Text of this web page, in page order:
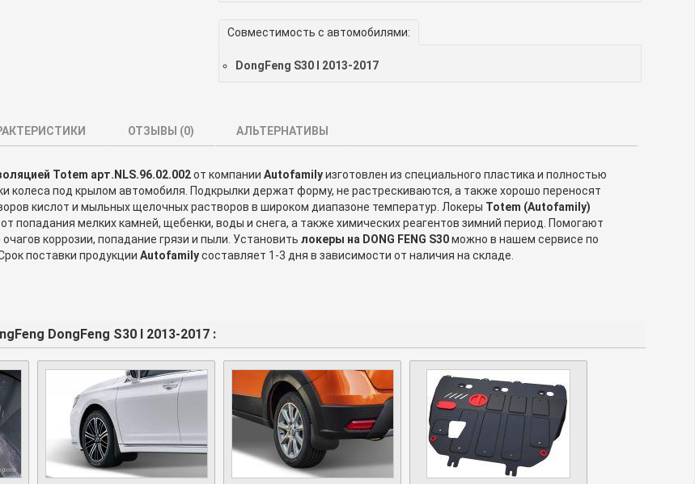
Совместимость с автомобилями:
DongFeng S30 I 2013-2017
ОТЗЫВЫ (0) АЛЬТЕРНАТИВЫ
Totem арт.NLS.96.02.002от компании Autofamilyизготовлен из специального пластика и полностью
колеса под крылом автомобиля. Подкрылки держат форму, не растрескиваются, а также хорошо переносят
кислот и мыльных щелочных растворов в широком диапазоне температур. Локеры Totem (Autofamily)
попадания мелких камней, щебенки, воды и снега, а также химических реагентов зимний период. Помогают
коррозии, попадание грязи и пыли. Установить локеры на DONG FENG S30можно в нашем сервисе по
поставки продукции Autofamilyсоставляет 1-3 дня в зависимости от наличия на складе.
DongFeng S30 I 2013-2017 :